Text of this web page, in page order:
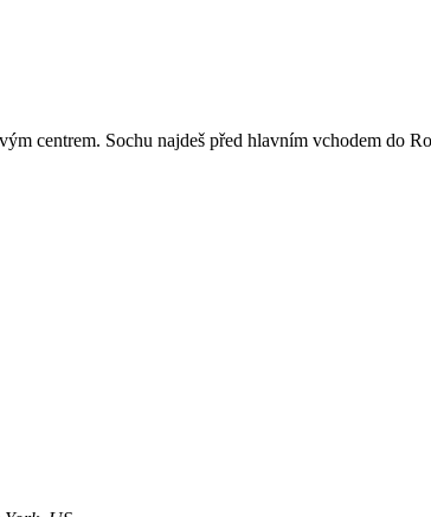
centrem. Sochu najdeš před hlavním vchodem do